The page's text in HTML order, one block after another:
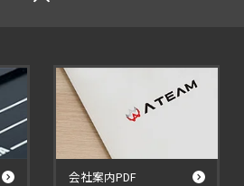
会社案内PDF